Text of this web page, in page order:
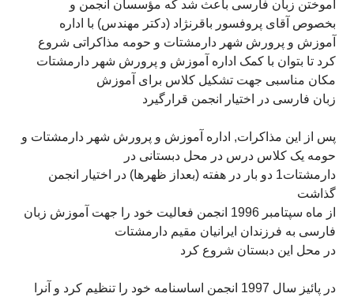
آموختن زبان فارسی باعث شد که مؤسسان انجمن و
بخصوص آقای پروفسور باقرنژاد (دکتر مهندس) با اداره
آموزش و پرورش شهر دارمشتات و حومه مذاکراتی شروع
کرد تا بتوان با کمک اداره آموزش و پرورش شهر دارمشتات
مکان مناسبی جهت تشکيل کلاس برای آموزش
زبان فارسی در اختيار انجمن قرارگيرد
پس از اين مذاکرات, اداره آموزش و پرورش شهر دارمشتات و
حومه يک کلاس درس در محل دبستانی در
دارمشتات1 دو بار در هفته (بعداز ظهرها) در اختيار انجمن
گذاشت
از ماه سپتامبر 1996 انجمن فعاليت خود را جهت آموزش زبان
فارسی به فرزندان ايرانيان مقيم دارمشتات
در محل اين دبستان شروع کرد
در پائيز سال 1997 انجمن اساسنامه خود را تنظيم کرد و آنرا